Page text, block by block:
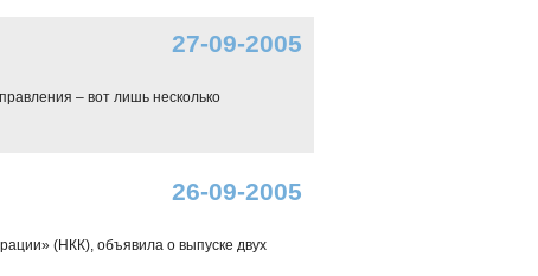
27-09-2005
– вот лишь несколько
26-09-2005
(НКК), объявила о выпуске двух